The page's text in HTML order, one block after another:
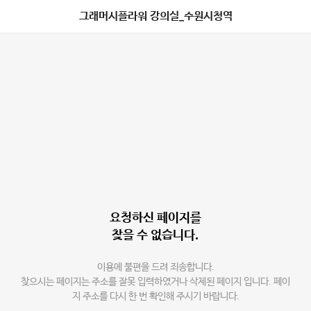
그래머시플라워 강의실_수원시청역
요청하신 페이지를
찾을 수 없습니다.
이용에 불편을 드려 죄송합니다.
찾으시는 페이지는 주소를 잘못 입력하였거나 삭제된 페이지 입니다. 페이
지 주소를 다시 한 번 확인해 주시기 바랍니다.